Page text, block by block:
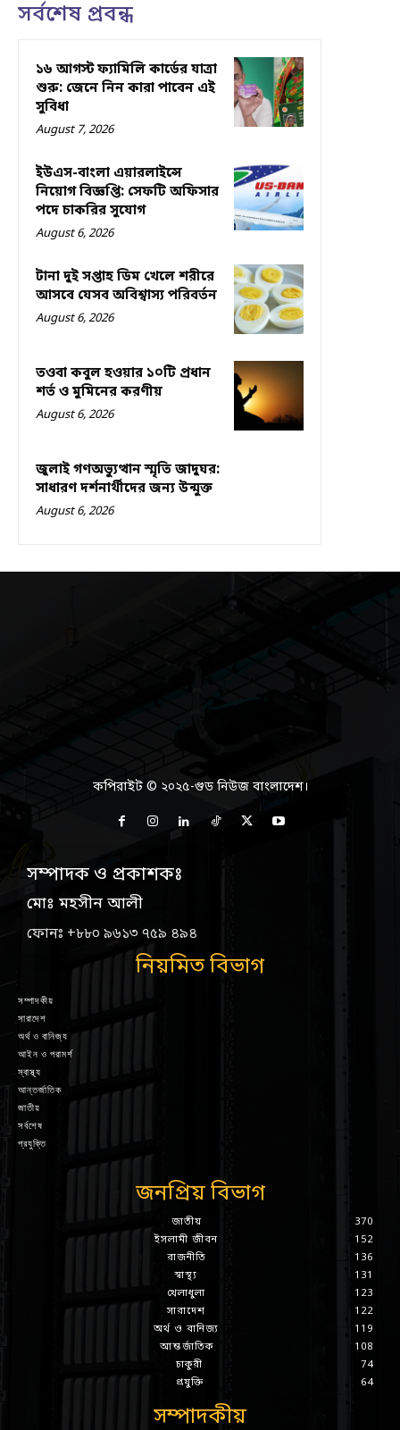
সর্বশেষ প্রবন্ধ
১৬ আগস্ট ফ্যামিলি কার্ডের যাত্রা
শুরু: জেনে নিন কারা পাবেন এই
সুবিধা
August 7, 2026
ইউএস-বাংলা এয়ারলাইন্সে
নিয়োগ বিজ্ঞপ্তি: সেফটি অফিসার
পদে চাকরির সুযোগ
August 6, 2026
টানা দুই সপ্তাহ ডিম খেলে শরীরে
আসবে যেসব অবিশ্বাস্য পরিবর্তন
August 6, 2026
তওবা কবুল হওয়ার ১০টি প্রধান
শর্ত ও মুমিনের করণীয়
August 6, 2026
জুলাই গণঅভ্যুত্থান স্মৃতি জাদুঘর:
সাধারণ দর্শনার্থীদের জন্য উন্মুক্ত
August 6, 2026
কপিরাইট © ২০২৫-গুড নিউজ বাংলাদেশ।
সম্পাদক ও প্রকাশকঃ
মোঃ মহসীন আলী
ফোনঃ +৮৮০ ৯৬১৩ ৭৫৯ ৪৯৪
নিয়মিত বিভাগ
সম্পাদকীয়
সারাদেশ
অর্থ ও বানিজ্য
আইন ও পরামর্শ
স্বাস্থ্য
আন্তর্জাতিক
জাতীয়
সর্বশেষ
প্রযুক্তি
জনপ্রিয় বিভাগ
জাতীয়
370
ইসলামী জীবন
152
রাজনীতি
136
স্বাস্থ্য
131
খেলাধুলা
123
সারাদেশ
122
অর্থ ও বানিজ্য
119
আন্তর্জাতিক
108
চাকুরী
74
প্রযুক্তি
64
সম্পাদকীয়